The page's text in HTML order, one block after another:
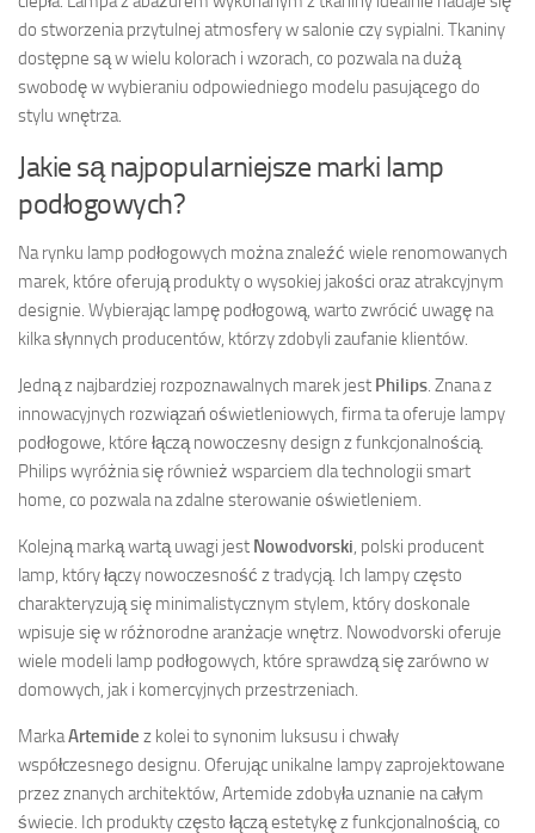
do stworzenia przytulnej atmosfery w salonie czy sypialni. Tkaniny
dostępne są w wielu kolorach i wzorach, co pozwala na dużą
swobodę w wybieraniu odpowiedniego modelu pasującego do
stylu wnętrza.
Jakie są najpopularniejsze marki lamp
podłogowych?
Na rynku lamp podłogowych można znaleźć wiele renomowanych
marek, które oferują produkty o wysokiej jakości oraz atrakcyjnym
designie. Wybierając lampę podłogową, warto zwrócić uwagę na
kilka słynnych producentów, którzy zdobyli zaufanie klientów.
Jedną z najbardziej rozpoznawalnych marek jest Philips. Znana z
innowacyjnych rozwiązań oświetleniowych, firma ta oferuje lampy
podłogowe, które łączą nowoczesny design z funkcjonalnością.
Philips wyróżnia się również wsparciem dla technologii smart
home, co pozwala na zdalne sterowanie oświetleniem.
Kolejną marką wartą uwagi jest Nowodvorski, polski producent
lamp, który łączy nowoczesność z tradycją. Ich lampy często
charakteryzują się minimalistycznym stylem, który doskonale
wpisuje się w różnorodne aranżacje wnętrz. Nowodvorski oferuje
wiele modeli lamp podłogowych, które sprawdzą się zarówno w
domowych, jak i komercyjnych przestrzeniach.
MarkaArtemide z kolei to synonim luksusu i chwały
współczesnego designu. Oferując unikalne lampy zaprojektowane
przez znanych architektów, Artemide zdobyła uznanie na całym
świecie. Ich produkty często łączą estetykę z funkcjonalnością, co